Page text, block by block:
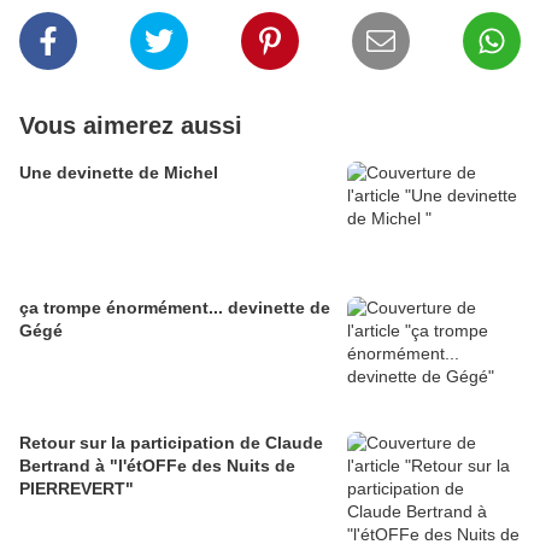
Vous aimerez aussi
Une devinette de Michel
ça trompe énormément... devinette de
Gégé
Retour sur la participation de Claude
Bertrand à "l'étOFFe des Nuits de
PIERREVERT"